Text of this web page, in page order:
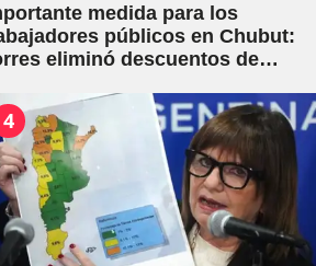
medida para los
públicos en Chubut:
eliminó descuentos de
4